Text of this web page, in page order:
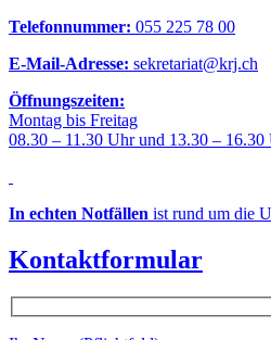
Telefonnummer: 055 225 78 00
E-Mail-Adresse: sekretariat@krj.ch
Öffnungszeiten:
Montag bis Freitag
08.30 – 11.30 Uhr und 13.30 – 16.30
In echten Notfällen ist rund um die
Kontaktformular